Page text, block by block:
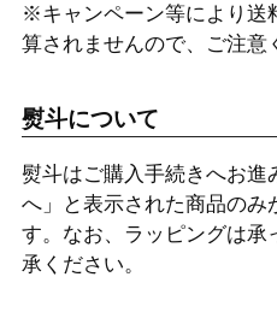
※キャンペーン等により送
算されませんので、ご注意
熨斗について
熨斗はご購入手続きへお進
へ」と表示された商品のみ
す。なお、ラッピングは承
承ください。